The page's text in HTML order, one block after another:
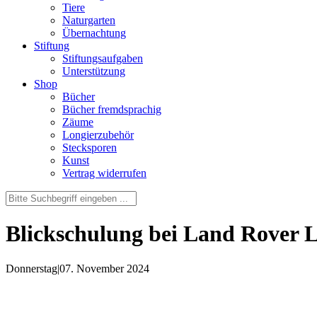
Tiere
Naturgarten
Übernachtung
Stiftung
Stiftungsaufgaben
Unterstützung
Shop
Bücher
Bücher fremdsprachig
Zäume
Longierzubehör
Stecksporen
Kunst
Vertrag widerrufen
Blickschulung bei Land Rover
Donnerstag|07. November 2024